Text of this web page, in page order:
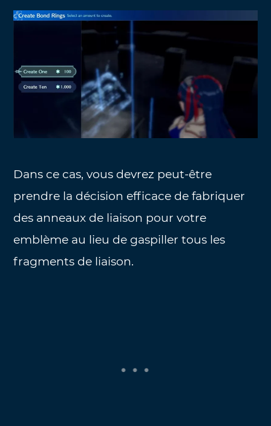
Dans ce cas, vous devrez peut-être
prendre la décision efficace de fabriquer
des anneaux de liaison pour votre
emblème au lieu de gaspiller tous les
fragments de liaison.